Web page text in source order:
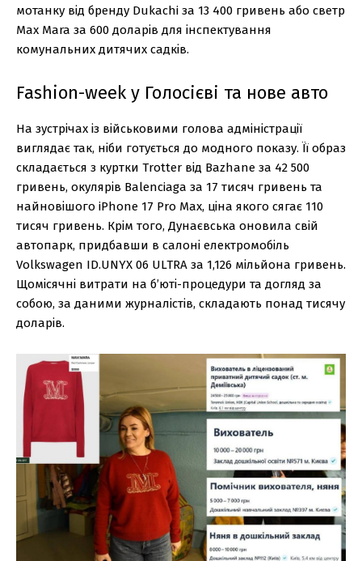
мотанку від бренду Dukachi за 13 400 гривень або светр
Max Mara за 600 доларів для інспектування
комунальних дитячих садків.
Fashion-week у Голосієві та нове авто
На зустрічах із військовими голова адміністрації
виглядає так, ніби готується до модного показу. Її образ
складається з куртки Trotter від Bazhane за 42 500
гривень, окулярів Balenciaga за 17 тисяч гривень та
найновішого iPhone 17 Pro Max, ціна якого сягає 110
тисяч гривень. Крім того, Дунаєвська оновила свій
автопарк, придбавши в салоні електромобіль
Volkswagen ID.UNYX 06 ULTRA за 1,126 мільйона гривень.
Щомісячні витрати на б’юті-процедури та догляд за
собою, за даними журналістів, складають понад тисячу
доларів.